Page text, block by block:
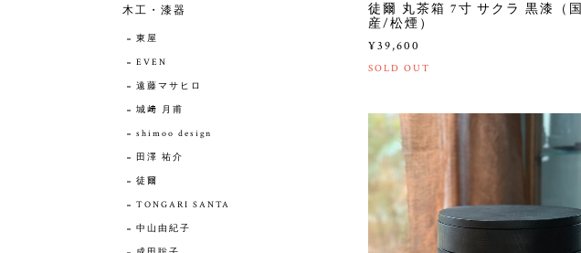
徒爾 丸茶箱 7寸 サクラ 黒漆（国
産/松煙）
¥39,600
SOLD OUT
木工・漆器
東屋
EVEN
遠藤マサヒロ
城﨑 月甫
shimoo design
田澤 祐介
徒爾
TONGARI SANTA
中山由紀子